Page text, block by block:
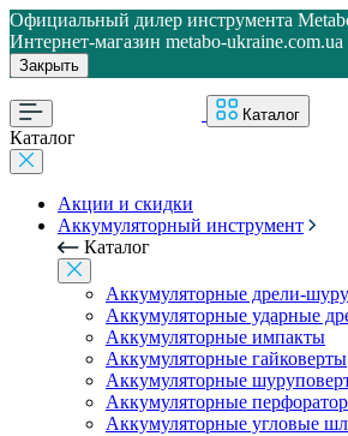
Официальный дилер инструмента
Интернет-магазин metabo-ukraine.com.ua
Закрыть
Каталог
Каталог
Акции и скидки
Аккумуляторный инструмент
Каталог
Аккумуляторные дрели-
Аккумуляторные ударные
Аккумуляторные импакты
Аккумуляторные гайковерты
Аккумуляторные
Аккумуляторные
Аккумуляторные угловые